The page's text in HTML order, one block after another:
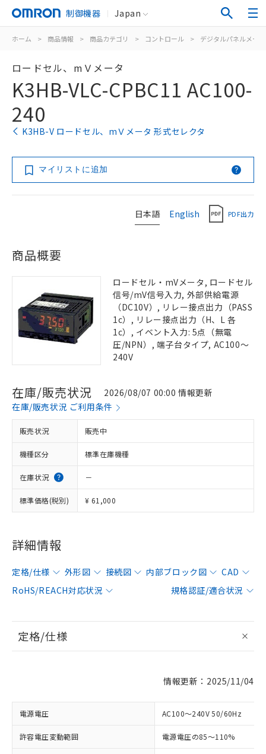
制御機器 Japan
ホーム > 商品情報 > 商品カテゴリ > コントロール > デジタルパネルメータ
ロードセル、mＶメータ
K3HB-VLC-CPBC11 AC100-
240
K3HB-V ロードセル、mＶメータ 形式セレクタ
マイリストに追加
日本語 English PDF出力
商品概要
ロードセル・mVメータ, ロードセル
信号/mV信号入力, 外部供給電源
（DC10V）, リレー接点出力（PASS
1c）, リレー接点出力（H、L 各
1c）, イベント入力: 5点（無電
圧/NPN）, 端子台タイプ, AC100～
240V
在庫/販売状況
2026/08/07 00:00 情報更新
在庫/販売状況 ご利用条件
販売状況 販売中
機種区分 標準在庫機種
在庫状況 －
標準価格(税別) ¥ 61,000
詳細情報
定格/仕様 外形図 接続図 内部ブロック図
CAD
RoHS/REACH対応状況
規格認証/適合状況
定格/仕様
情報更新：2025/11/04
電源電圧 AC100～240V 50/60Hz
許容電圧変動範囲 電源電圧の85～110%